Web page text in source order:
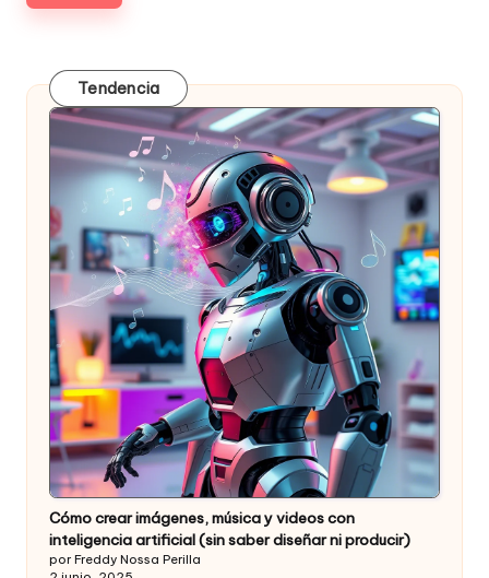
Tendencia
Cómo crear imágenes, música y videos con
inteligencia artificial (sin saber diseñar ni producir)
por Freddy Nossa Perilla